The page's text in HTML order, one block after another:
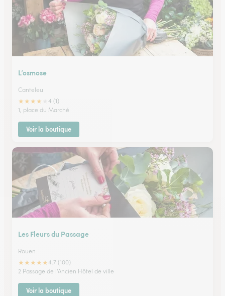
L’osmose
Canteleu
★★★★
4 (1)
1, place du Marché
Voir la boutique
Les Fleurs du Passage
Rouen
★★★★★4.7 (100)
2 Passage de l'Ancien Hôtel de ville
Voir la boutique